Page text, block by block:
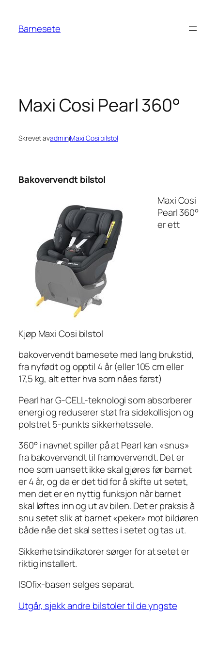
innhold
Barnesete
Maxi Cosi Pearl 360°
Skrevet avadminiMaxi Cosi bilstol
Bakovervendt bilstol
Kjøp Maxi Cosi bilstol
Maxi Cosi
Pearl 360°
er ett
bakovervendt barnesete med lang brukstid,
fra nyfødt og opptil 4 år (eller 105 cm eller
17,5 kg, alt etter hva som nåes først)
Pearl har G-CELL-teknologi som absorberer
energi og reduserer støt fra sidekollisjon og
polstret 5-punkts sikkerhetssele.
360° i navnet spiller på at Pearl kan «snus»
fra bakovervendt til framovervendt. Det er
noe som uansett ikke skal gjøres før barnet
er 4 år, og da er det tid for å skifte ut setet,
men det er en nyttig funksjon når barnet
skal løftes inn og ut av bilen. Det er praksis å
snu setet slik at barnet «peker» mot bildøren
både nåe det skal settes i setet og tas ut.
Sikkerhetsindikatorer sørger for at setet er
riktig installert.
ISOfix-basen selges separat.
Utgår, sjekk andre bilstoler til de yngste